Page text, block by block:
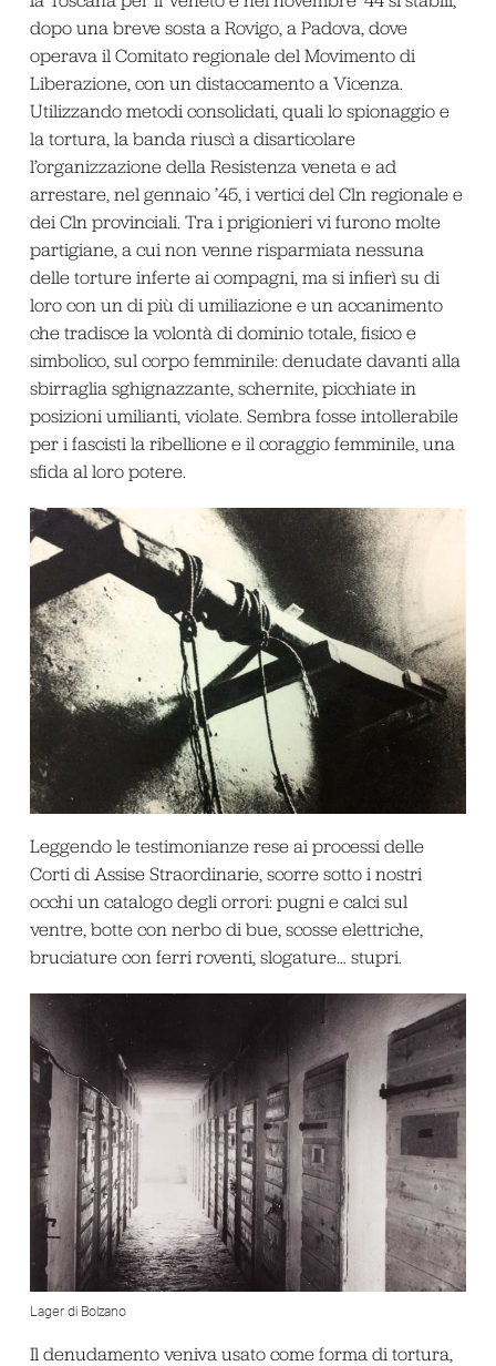
dopo una breve sosta a Rovigo, a Padova, dove
operava il Comitato regionale del Movimento di
Liberazione, con un distaccamento a Vicenza.
Utilizzando metodi consolidati, quali lo spionaggio e
la tortura, la banda riuscì a disarticolare
l’organizzazione della Resistenza veneta e ad
arrestare, nel gennaio ’45, i vertici del Cln regionale e
dei Cln provinciali. Tra i prigionieri vi furono molte
partigiane, a cui non venne risparmiata nessuna
delle torture inferte ai compagni, ma si infierì su di
loro con un di più di umiliazione e un accanimento
che tradisce la volontà di dominio totale, fisico e
simbolico, sul corpo femminile: denudate davanti alla
sbirraglia sghignazzante, schernite, picchiate in
posizioni umilianti, violate. Sembra fosse intollerabile
per i fascisti la ribellione e il coraggio femminile, una
sfida al loro potere.
Leggendo le testimonianze rese ai processi delle
Corti di Assise Straordinarie, scorre sotto i nostri
occhi un catalogo degli orrori: pugni e calci sul
ventre, botte con nerbo di bue, scosse elettriche,
bruciature con ferri roventi, slogature… stupri.
Lager di Bolzano
Il denudamento veniva usato come forma di tortura,